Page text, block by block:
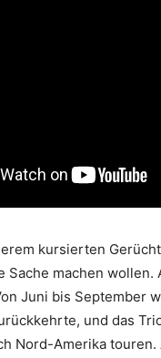
kursierten
Sache machen
Juni bis September
und das
Nord-Amerika